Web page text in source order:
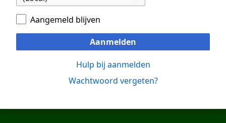
Aangemeld blijven
Aanmelden
Hulp bij aanmelden
Wachtwoord vergeten?